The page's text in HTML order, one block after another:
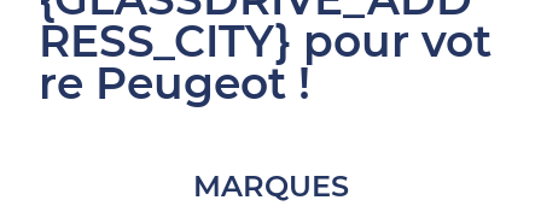
RESS_CITY} pour vot
re Peugeot !
MARQUES